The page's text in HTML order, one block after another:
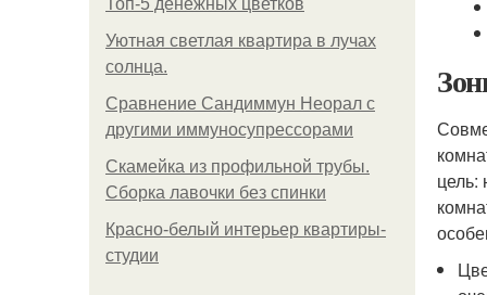
Топ-5 денежных цветков
Уютная светлая квартира в лучах
солнца.
Сравнение Сандиммун Неорал с
другими иммуносупрессорами
Скамейка из профильной трубы.
Сборка лавочки без спинки
Красно-белый интерьер квартиры-
студии
цель: